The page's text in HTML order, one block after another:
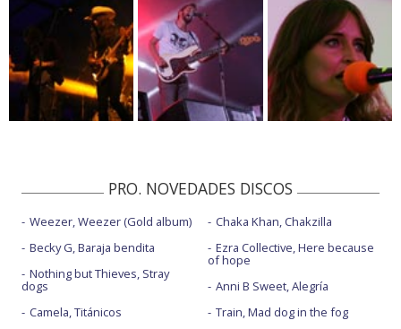
PRO. NOVEDADES DISCOS
Weezer, Weezer (Gold album)
Becky G, Baraja bendita
Nothing but Thieves, Stray
dogs
Camela, Titánicos
Chaka Khan, Chakzilla
Ezra Collective, Here because
of hope
Anni B Sweet, Alegría
Train, Mad dog in the fog